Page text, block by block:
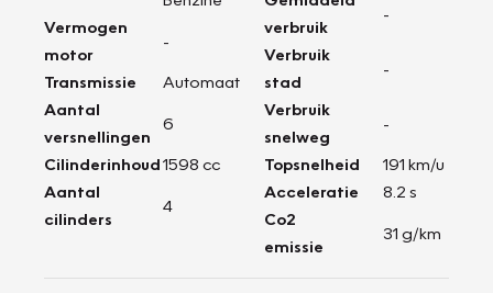
Vermogen
motor
-
Transmissie
Automaat
Aantal
versnellingen
6
Cilinderinhoud1598 cc
Aantal
cilinders
4
verbruik
-
Verbruik
stad
-
Verbruik
snelweg
-
Topsnelheid
191 km/u
Acceleratie
8.2 s
Co2
emissie
31 g/km